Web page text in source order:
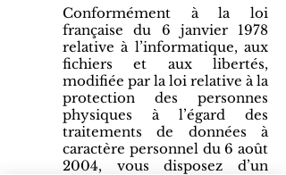
Conformément à la loi
française du 6 janvier 1978
relative à l’informatique, aux
fichiers et aux libertés,
modifiée par la loi relative à la
protection des personnes
physiques à l’égard des
traitements de données à
caractère personnel du 6 août
2004, vous disposez d’un